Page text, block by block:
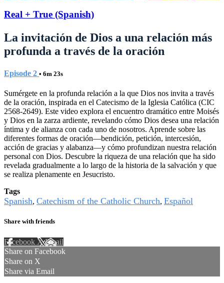
Real + True (Spanish)
La invitación de Dios a una relación más
profunda a través de la oración
Episode 2 • 6m 23s
Sumérgete en la profunda relación a la que Dios nos invita a través
de la oración, inspirada en el Catecismo de la Iglesia Católica (CIC
2568-2649). Este video explora el encuentro dramático entre Moisés
y Dios en la zarza ardiente, revelando cómo Dios desea una relación
íntima y de alianza con cada uno de nosotros. Aprende sobre las
diferentes formas de oración—bendición, petición, intercesión,
acción de gracias y alabanza—y cómo profundizan nuestra relación
personal con Dios. Descubre la riqueza de una relación que ha sido
revelada gradualmente a lo largo de la historia de la salvación y que
se realiza plenamente en Jesucristo.
Tags
Spanish, Catechism of the Catholic Church, Español
Share with friends
Facebook XEmail
Share on Facebook
Share on X
Share via Email